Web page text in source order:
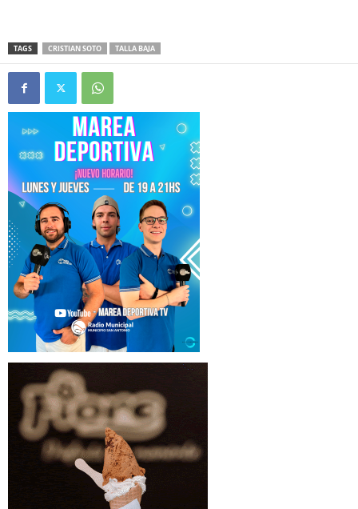
TAGS CRISTIAN SOTO TALLA BAJA